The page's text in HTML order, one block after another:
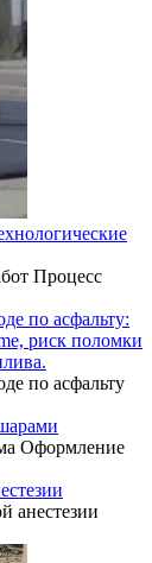
Процесс
по асфальту:
риск поломки
по асфальту
Оформление
анестезии